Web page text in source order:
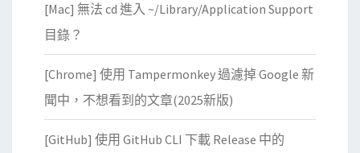
I
t
e
r
n
e
[Mac] 無法 cd 進入 ~/Library/Application Support
目錄？
[Chrome] 使用 Tampermonkey 過濾掉 Google 新
聞中，不想看到的文章(2025新版)
[GitHub] 使用 GitHub CLI 下載 Release 中的